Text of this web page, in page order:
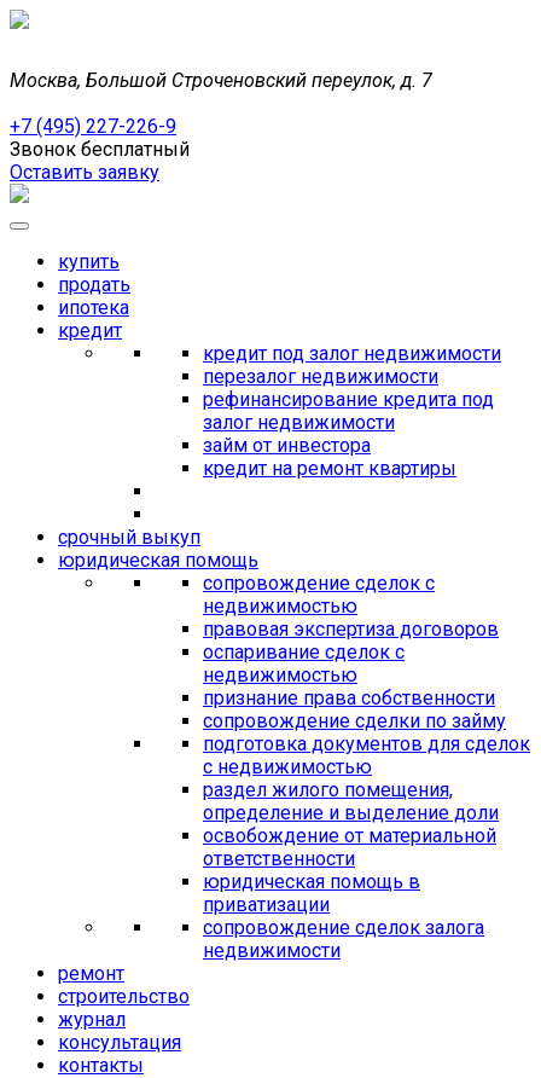
Москва, Большой Строченовский переулок, д. 7
+7 (495) 227-226-9
Звонок бесплатный
Оставить заявку
купить
продать
ипотека
кредит
кредит под залог недвижимости
перезалог недвижимости
рефинансирование кредита под
залог недвижимости
займ от инвестора
кредит на ремонт квартиры
срочный выкуп
юридическая помощь
сопровождение сделок с
недвижимостью
правовая экспертиза договоров
оспаривание сделок с
недвижимостью
признание права собственности
сопровождение сделки по займу
подготовка документов для сделок
с недвижимостью
раздел жилого помещения,
определение и выделение доли
освобождение от материальной
ответственности
юридическая помощь в
приватизации
сопровождение сделок залога
недвижимости
ремонт
строительство
журнал
консультация
контакты